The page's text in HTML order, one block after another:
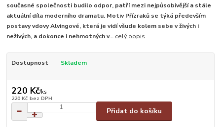
současné společnosti budilo odpor, patří mezi nejpůsobivější a stále
aktuální díla moderního dramatu. Motiv Přízraků se týká především
postavy vdovy Alvingové, která je vidí všude kolem sebe v živých i
neživých, a dokonce i nehmotných v... celý popis
Dostupnost Skladem
220 Kč/ks
220 Kč bez DPH
Přidat do košíku